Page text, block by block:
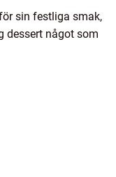
sin festliga smak,
dessert något som